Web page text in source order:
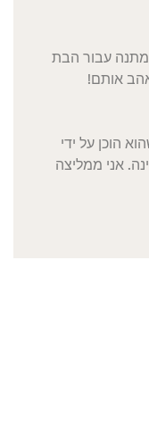
מתנה עבור הבת
אותם!
הוכן על ידי
אני ממליצה